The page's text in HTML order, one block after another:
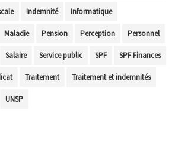
Indemnité Informatique
Maladie Pension Perception Personnel
Salaire Service public SPF SPF Finances
Traitement Traitement et indemnités
UNSP